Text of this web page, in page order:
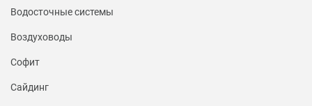
Водосточные системы
Воздуховоды
Софит
Сайдинг